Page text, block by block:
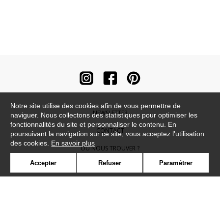
NEWSLETTER
CONTACT
OÙ NOUS TROUVER ?
CONTRACT
Notre site utilise des cookies afin de vous permettre de
naviguer. Nous collectons des statistiques pour optimiser les
fonctionnalités du site et personnaliser le contenu. En
poursuivant la navigation sur ce site, vous acceptez l'utilisation
des cookies. En savoir plus
Accepter Refuser Paramétrer